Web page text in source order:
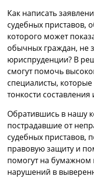
Как написать
судебных приставов,
которого может
обычных граждан, не
юриспруденции? В
смогут помочь
специалисты,
тонкости
Обратившись в нашу
пострадавшие от
судебных приставов,
правовую защиту и
помогут на бумажном
нарушений в